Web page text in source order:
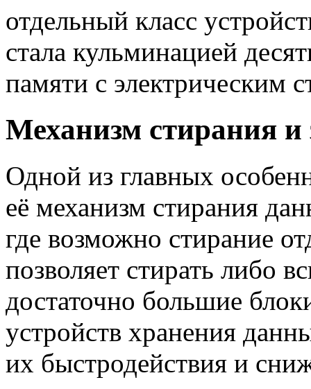
отдельный класс
стала кульминацией
памяти с электрическим
Механизм стирания
Одной из главных
её механизм стирания
где возможно стирание
позволяет стирать либо
достаточно большие
устройств хранения
их быстродействия и